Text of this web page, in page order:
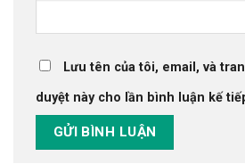
Lưu tên của tôi, email, và
duyệt này cho lần bình luận kế